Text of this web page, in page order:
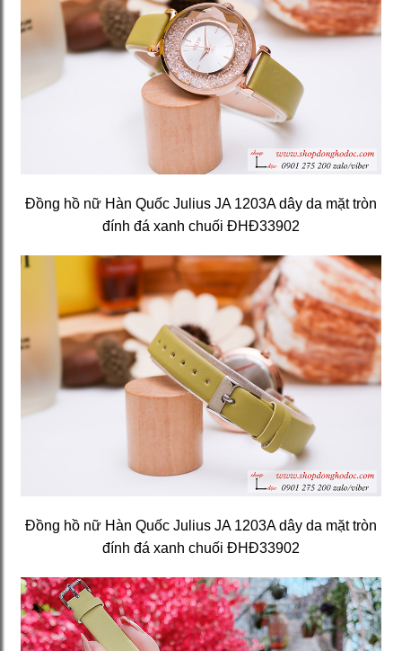
Đồng hồ nữ Hàn Quốc Julius JA 1203A dây da mặt tròn
đính đá xanh chuối ĐHĐ33902
Đồng hồ nữ Hàn Quốc Julius JA 1203A dây da mặt tròn
đính đá xanh chuối ĐHĐ33902